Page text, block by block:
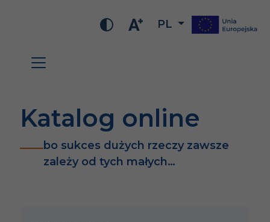
PL
Katalog online
bo sukces dużych rzeczy zawsze
zależy od tych małych…